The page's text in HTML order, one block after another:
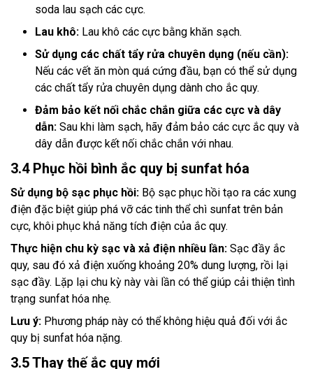
soda lau sạch các cực.
Lau khô: Lau khô các cực bằng khăn sạch.
Sử dụng các chất tẩy rửa chuyên dụng (nếu cần):
Nếu các vết ăn mòn quá cứng đầu, bạn có thể sử dụng
các chất tẩy rửa chuyên dụng dành cho ắc quy.
Đảm bảo kết nối chắc chắn giữa các cực và dây
dẫn: Sau khi làm sạch, hãy đảm bảo các cực ắc quy và
dây dẫn được kết nối chắc chắn với nhau.
3.4 Phục hồi bình ắc quy bị sunfat hóa
Sử dụng bộ sạc phục hồi: Bộ sạc phục hồi tạo ra các xung
điện đặc biệt giúp phá vỡ các tinh thể chì sunfat trên bản
cực, khôi phục khả năng tích điện của ắc quy.
Thực hiện chu kỳ sạc và xả điện nhiều lần: Sạc đầy ắc
quy, sau đó xả điện xuống khoảng 20% dung lượng, rồi lại
sạc đầy. Lặp lại chu kỳ này vài lần có thể giúp cải thiện tình
trạng sunfat hóa nhẹ.
Lưu ý: Phương pháp này có thể không hiệu quả đối với ắc
quy bị sunfat hóa nặng.
3.5 Thay thế ắc quy mới